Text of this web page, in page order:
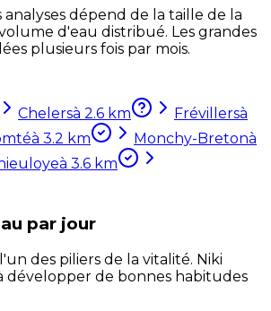
dépend de la taille de la
d'eau distribué. Les grandes
plusieurs fois par mois.
Chelersà 2.6 km Frévillersà
à 3.2 km Monchy-Bretonà
à 3.6 km
par jour
des piliers de la vitalité. Niki
développer de bonnes habitudes